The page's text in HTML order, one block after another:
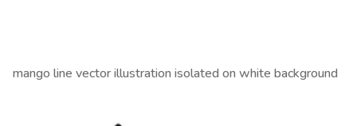
mango line vector illustration isolated on white background